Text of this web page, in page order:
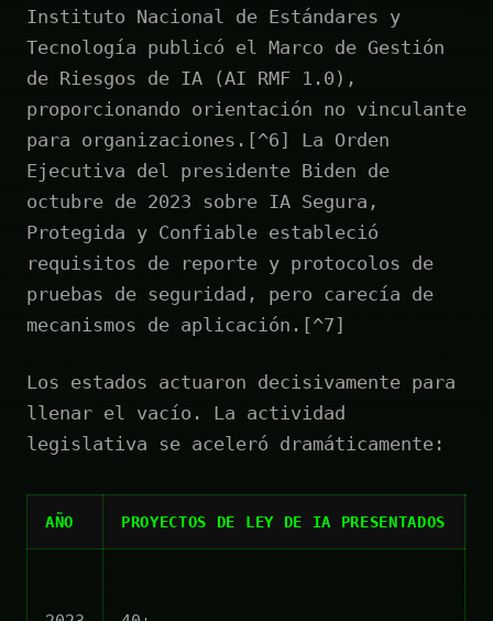
Instituto Nacional de Estándares y
Tecnología publicó el Marco de Gestión
de Riesgos de IA (AI RMF 1.0),
proporcionando orientación no vinculante
para organizaciones.[^6] La Orden
Ejecutiva del presidente Biden de
octubre de 2023 sobre IA Segura,
Protegida y Confiable estableció
requisitos de reporte y protocolos de
pruebas de seguridad, pero carecía de
mecanismos de aplicación.[^7]
Los estados actuaron decisivamente para
llenar el vacío. La actividad
legislativa se aceleró dramáticamente:
AÑO PROYECTOS DE LEY DE IA PRESENTADOS